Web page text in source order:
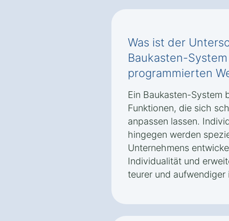
Was ist der
Baukasten-
programmierten
Ein Baukasten-System
Funktionen, die sich
anpassen lassen.
hingegen werden
Unternehmens
Individualität und
teurer und aufwendiger